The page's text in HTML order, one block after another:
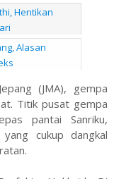
Hentikan
Alasan
(JMA), gempa
Titik pusat gempa
pantai Sanriku,
cukup dangkal